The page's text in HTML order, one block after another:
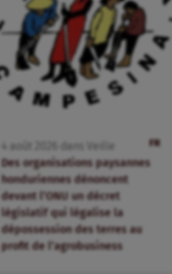
FR
4 août dans
Veille
Des organisations paysannes
honduriennes dénoncent
devant l’ONU un décret
législatif qui légalise la
dépossession des terres au
profit de l’agrobusiness